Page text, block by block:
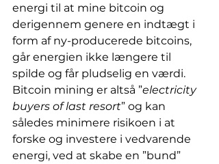
energi til at mine bitcoin og
derigennem genere en indtægt i
form af ny-producerede bitcoins,
går energien ikke længere til
spilde og får pludselig en værdi.
Bitcoin mining er altså ”electricity
buyers of last resort” og kan
således minimere risikoen i at
forske og investere i vedvarende
energi, ved at skabe en ”bund”